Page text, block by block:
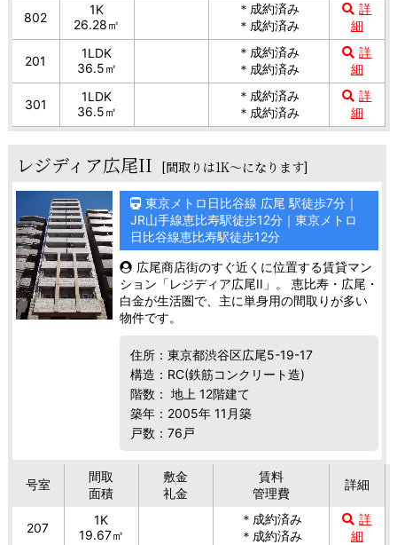
802
1K
26.28㎡
＊成約済み
＊成約済み
詳
細
201
1LDK
36.5㎡
＊成約済み
＊成約済み
詳
細
301
1LDK
36.5㎡
＊成約済み
＊成約済み
詳
細
レジディア広尾II [間取りは1K～になります]
東京メトロ日比谷線 広尾 駅徒歩7分｜
JR山手線恵比寿駅徒歩12分｜東京メトロ
日比谷線恵比寿駅徒歩12分
広尾商店街のすぐ近くに位置する賃貸マン
ション「レジディア広尾II」。 恵比寿・広尾・
白金が生活圏で、主に単身用の間取りが多い
物件です。
住所：東京都渋谷区広尾5-19-17
構造：RC(鉄筋コンクリート造)
階数： 地上 12階建て
築年：2005年 11月築
戸数：76戸
号室
間取
面積
敷金
礼金
賃料
管理費
詳細
207
1K
19.67㎡
＊成約済み
＊成約済み
詳
細